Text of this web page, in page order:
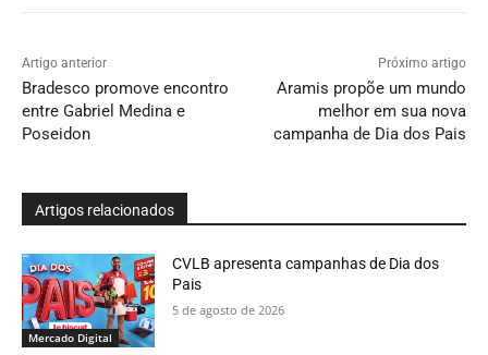
Artigo anterior
Bradesco promove encontro
entre Gabriel Medina e
Poseidon
Próximo artigo
Aramis propõe um mundo
melhor em sua nova
campanha de Dia dos Pais
Artigos relacionados
Mercado Digital
CVLB apresenta campanhas de Dia dos
Pais
5 de agosto de 2026